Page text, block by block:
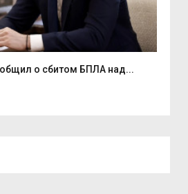
о сбитом БПЛА над...